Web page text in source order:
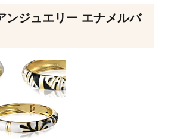
ンジュエリー エナメルバ